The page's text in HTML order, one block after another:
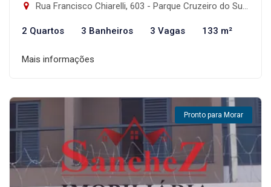
Rua Francisco Chiarelli, 603 - Parque Cruzeiro do Sul, São Paulo-SP
2 Quartos 3 Banheiros 3 Vagas 133 m²
Mais informações
Pronto para Morar